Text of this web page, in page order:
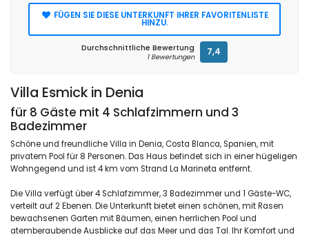
Villa Esmick in Denia
für 8 Gäste mit 4 Schlafzimmern und 3
Badezimmer
Schöne und freundliche Villa in Denia, Costa Blanca, Spanien, mit
privatem Pool für 8 Personen. Das Haus befindet sich in einer hügeligen
Wohngegend und ist 4 km vom Strand La Marineta entfernt.
Die Villa verfügt über 4 Schlafzimmer, 3 Badezimmer und 1 Gäste-WC,
verteilt auf 2 Ebenen. Die Unterkunft bietet einen schönen, mit Rasen
bewachsenen Garten mit Bäumen, einen herrlichen Pool und
atemberaubende Ausblicke auf das Meer und das Tal. Ihr Komfort und
FÜGEN SIE DIESE UNTERKUNFT IHRER FAVORITENLISTE
HINZU.
Durchschnittliche Bewertung
1 Bewertungen 7,4